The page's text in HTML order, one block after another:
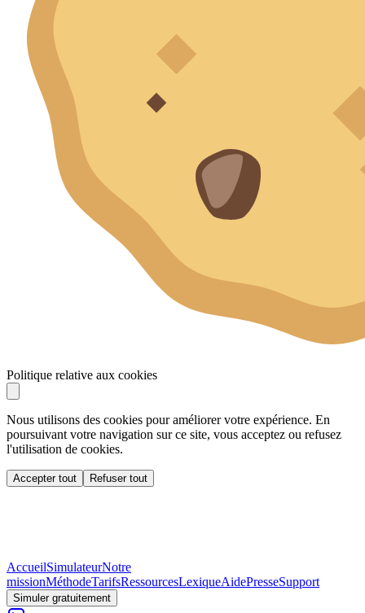
Politique relative aux cookies
Nous utilisons des cookies pour améliorer votre expérience. En
poursuivant votre navigation sur ce site, vous acceptez ou refusez
l'utilisation de cookies.
Accepter tout Refuser tout
AccueilSimulateurNotre
missionMéthodeTarifsRessourcesLexiqueAidePresseSupport
Simuler gratuitement